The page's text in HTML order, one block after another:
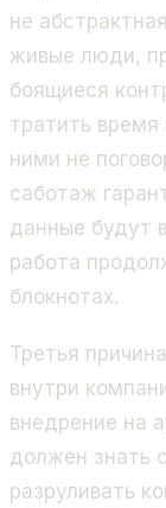
не
живые люди,
боящиеся
тратить время
ними не
саботаж
данные будут
работа
блокнотах.
Третья
внутри
внедрение на
должен знать
разруливать